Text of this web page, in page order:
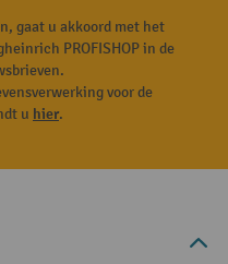
gaat u akkoord met het
PROFISHOP in de
voor de
u hier.